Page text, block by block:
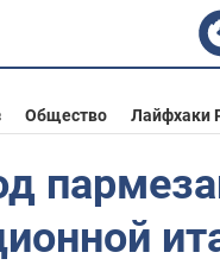
Общество Лайфхаки